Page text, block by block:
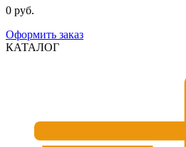
0 руб.
Оформить заказ
КАТАЛОГ